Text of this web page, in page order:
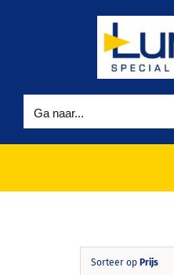
Ga naar...
Sorteer op Prijs